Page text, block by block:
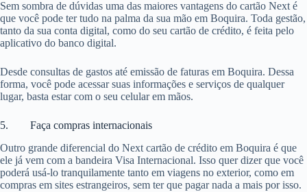
Sem sombra de dúvidas uma das maiores vantagens do cartão Next é
que você pode ter tudo na palma da sua mão em Boquira. Toda gestão,
tanto da sua conta digital, como do seu cartão de crédito, é feita pelo
aplicativo do banco digital.
Desde consultas de gastos até emissão de faturas em Boquira. Dessa
forma, você pode acessar suas informações e serviços de qualquer
lugar, basta estar com o seu celular em mãos.
5. Faça compras internacionais
Outro grande diferencial do Next cartão de crédito em Boquira é que
ele já vem com a bandeira Visa Internacional. Isso quer dizer que você
poderá usá-lo tranquilamente tanto em viagens no exterior, como em
compras em sites estrangeiros, sem ter que pagar nada a mais por isso.